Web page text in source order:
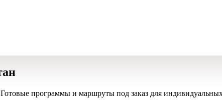
программы и маршруты под заказ для